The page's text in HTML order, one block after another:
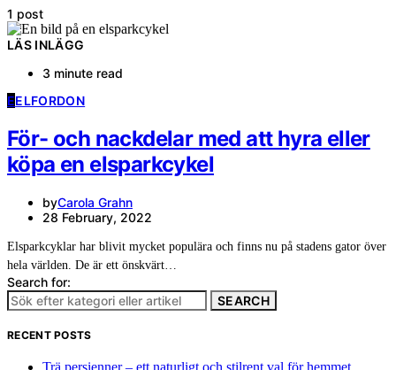
1 post
LÄS INLÄGG
3 minute read
EELFORDON
För- och nackdelar med att hyra eller
köpa en elsparkcykel
byCarola Grahn
28 February, 2022
Elsparkcyklar har blivit mycket populära och finns nu på stadens gator över
hela världen. De är ett önskvärt…
Search for:
SEARCH
RECENT POSTS
Trä persienner – ett naturligt och stilrent val för hemmet